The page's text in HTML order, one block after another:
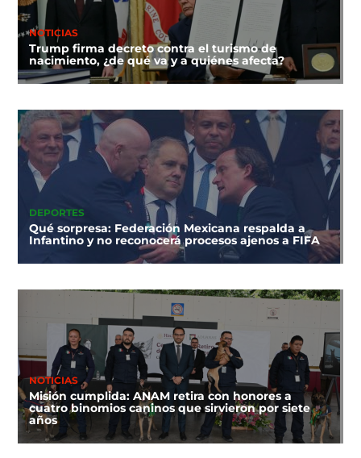
NOTICIAS
Trump firma decreto contra el turismo de
nacimiento, ¿de qué va y a quiénes afecta?
DEPORTES
Qué sorpresa: Federación Mexicana respalda a
Infantino y no reconocerá procesos ajenos a FIFA
NOTICIAS
Misión cumplida: ANAM retira con honores a
cuatro binomios caninos que sirvieron por siete
años